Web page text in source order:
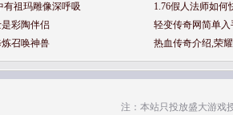
有祖玛雕像深呼吸
1.76假人法师如何
彩陶伴侣
轻变传奇网简单
召唤神兽
热血传奇介绍,荣
注：本站只投放盛大游戏